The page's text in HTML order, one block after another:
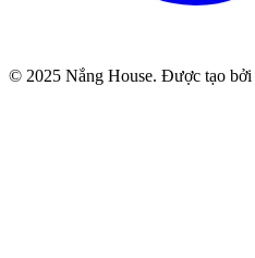
© 2025 Nắng House. Được tạo bởi